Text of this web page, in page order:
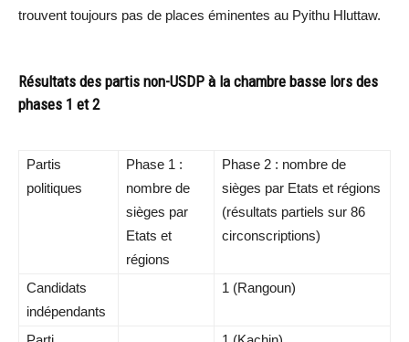
trouvent toujours pas de places éminentes au Pyithu Hluttaw.
Résultats des partis non-USDP à la chambre basse lors des
phases 1 et 2
Partis
politiques
Phase 1 :
nombre de
sièges par
Etats et
régions
Phase 2 : nombre de
sièges par Etats et régions
(résultats partiels sur 86
circonscriptions)
Candidats
indépendants
1 (Rangoun)